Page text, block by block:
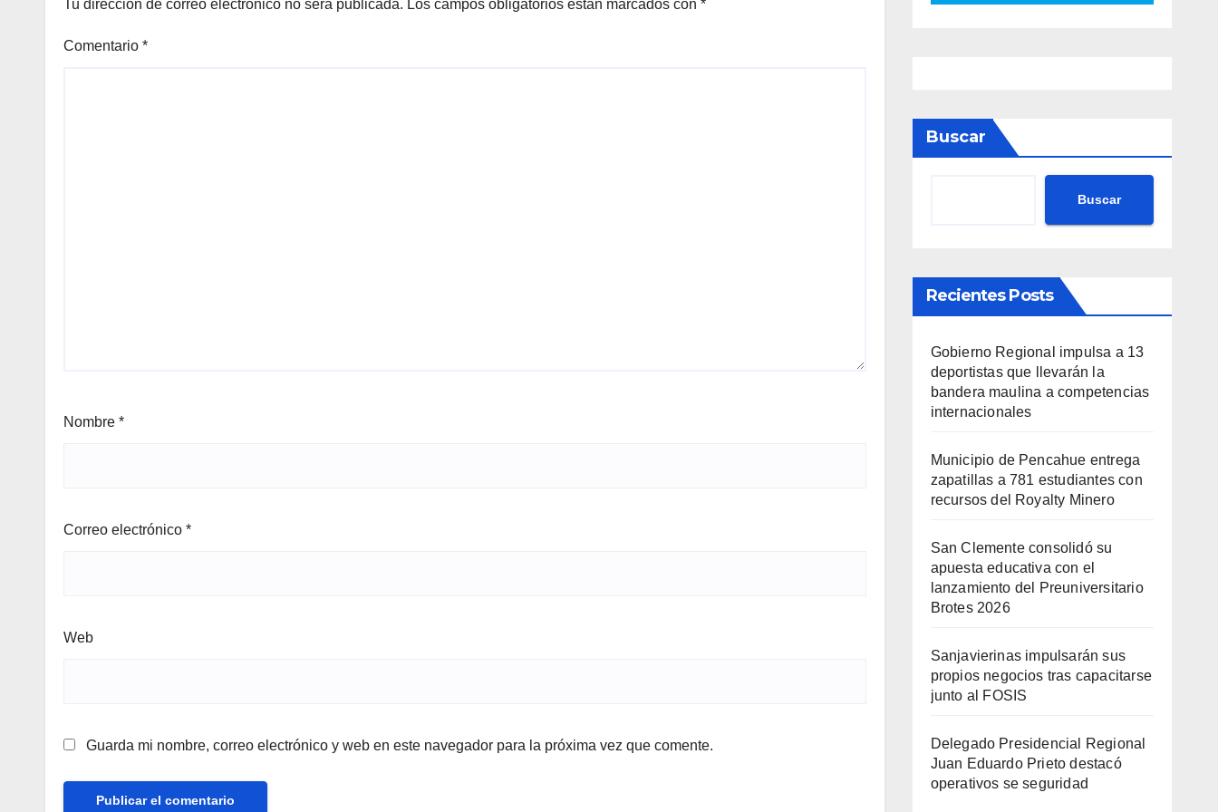
Tu dirección de correo electrónico no será publicada. Los campos obligatorios están marcados con *
Comentario *
Nombre *
Correo electrónico *
Web
Guarda mi nombre, correo electrónico y web en este navegador para la próxima vez que comente.
Buscar
Buscar
Recientes Posts
Gobierno Regional impulsa a 13
deportistas que llevarán la
bandera maulina a competencias
internacionales
Municipio de Pencahue entrega
zapatillas a 781 estudiantes con
recursos del Royalty Minero
San Clemente consolidó su
apuesta educativa con el
lanzamiento del Preuniversitario
Brotes 2026
Sanjavierinas impulsarán sus
propios negocios tras capacitarse
junto al FOSIS
Delegado Presidencial Regional
Juan Eduardo Prieto destacó
operativos se seguridad